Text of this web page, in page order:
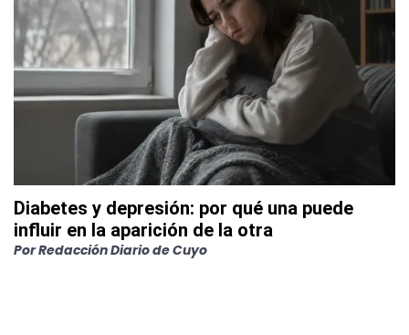
Diabetes y depresión: por qué una puede
influir en la aparición de la otra
PorRedacción Diario de Cuyo